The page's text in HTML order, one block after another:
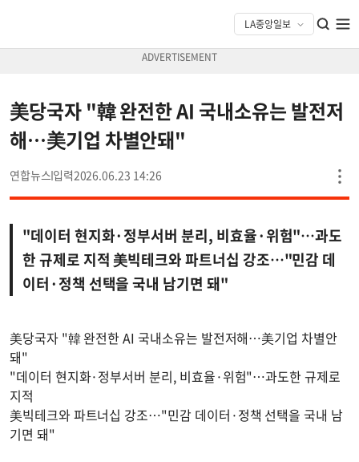
美당국자 "韓 완전한 AI 국내소유는 발전저
해…美기업 차별안돼"
연합뉴스 2026.06.23 14:26
"데이터 현지화·정부서버 분리, 비효율·위험"…과도
한 규제로 지적 美빅테크와 파트너십 강조…"민감 데
이터·정책 선택을 국내 남기면 돼"
美당국자 "韓 완전한 AI 국내소유는 발전저해…美기업 차별안
돼"
"데이터 현지화·정부서버 분리, 비효율·위험"…과도한 규제로
지적
美빅테크와 파트너십 강조…"민감 데이터·정책 선택을 국내 남
기면 돼"